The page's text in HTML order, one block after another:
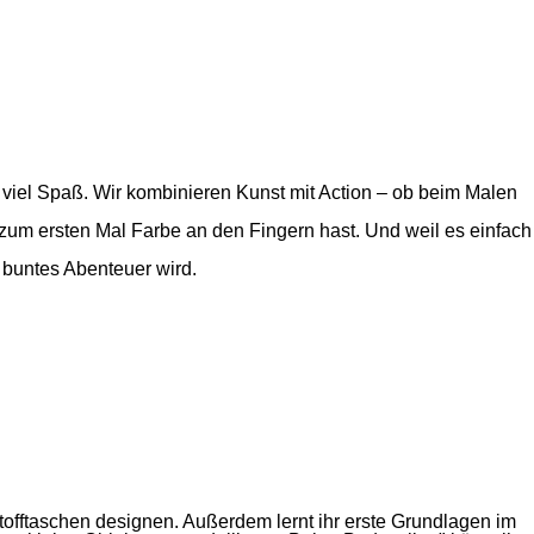
Spaß. Wir kombinieren Kunst mit Action – ob beim Malen
ersten Mal Farbe an den Fingern hast. Und weil es einfach
Abenteuer wird.
designen. Außerdem lernt ihr erste Grundlagen im